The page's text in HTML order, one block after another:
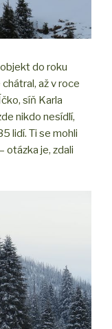
do roku
až v roce
síň Karla
nikdo nesídlí,
lidí. Ti se mohli
otázka je, zdali